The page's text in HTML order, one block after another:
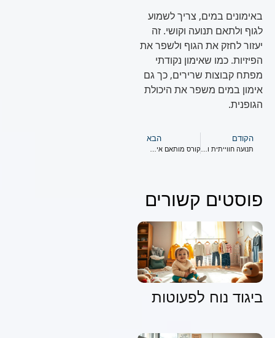
באימונים במים, צריך לשמוע
לגוף ולתאם תנועה וקושי. זה
יעזור לחזק את הגוף ולשפר את
הפיזיות. כמו שאימון נקודתי
מפתח קבוצות שרירים, כך גם
אימון במים משפר את היכולת
הגופנית.
הקודם
תנועה חווייתית ומהנה במים
הבא
קורס מותאם אישית לפעוטות
פוסטים קשורים
ביגוד נוח לפעוטות